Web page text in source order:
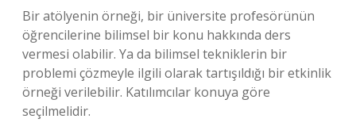
Bir atölyenin örneği, bir üniversite profesörünün
öğrencilerine bilimsel bir konu hakkında ders
vermesi olabilir. Ya da bilimsel tekniklerin bir
problemi çözmeyle ilgili olarak tartışıldığı bir etkinlik
örneği verilebilir. Katılımcılar konuya göre
seçilmelidir.